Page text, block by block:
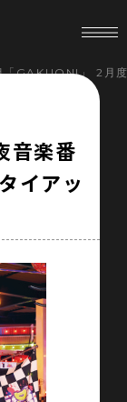
GAKUON!」 2月
音楽番
イアッ